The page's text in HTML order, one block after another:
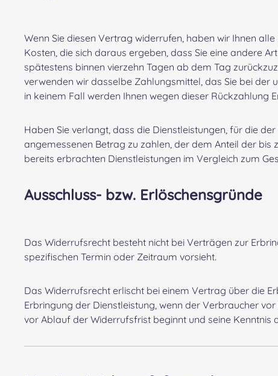
Wenn Sie diesen Vertrag widerrufen, haben wir Ihnen
Kosten, die sich daraus ergeben, dass Sie eine andere
spätestens binnen vierzehn Tagen ab dem Tag
verwenden wir dasselbe Zahlungsmittel, das Sie bei der
in keinem Fall werden Ihnen wegen dieser Rückzahlung
Haben Sie verlangt, dass die Dienstleistungen, für die
angemessenen Betrag zu zahlen, der dem Anteil der bis
bereits erbrachten Dienstleistungen im Vergleich zum
Ausschluss- bzw. Erlöschensgründe
Das Widerrufsrecht besteht nicht bei Verträgen zur
spezifischen Termin oder Zeitraum vorsieht.
Das Widerrufsrecht erlischt bei einem Vertrag über die
Erbringung der Dienstleistung, wenn der Verbraucher
vor Ablauf der Widerrufsfrist beginnt und seine